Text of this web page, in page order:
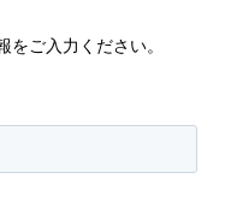
ご入力ください。